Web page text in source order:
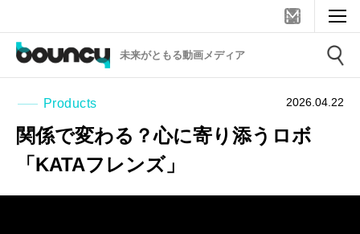
未来がともる動画メディア
Products 2026.04.22
関係で変わる？心に寄り添うロボ
「KATAフレンズ」